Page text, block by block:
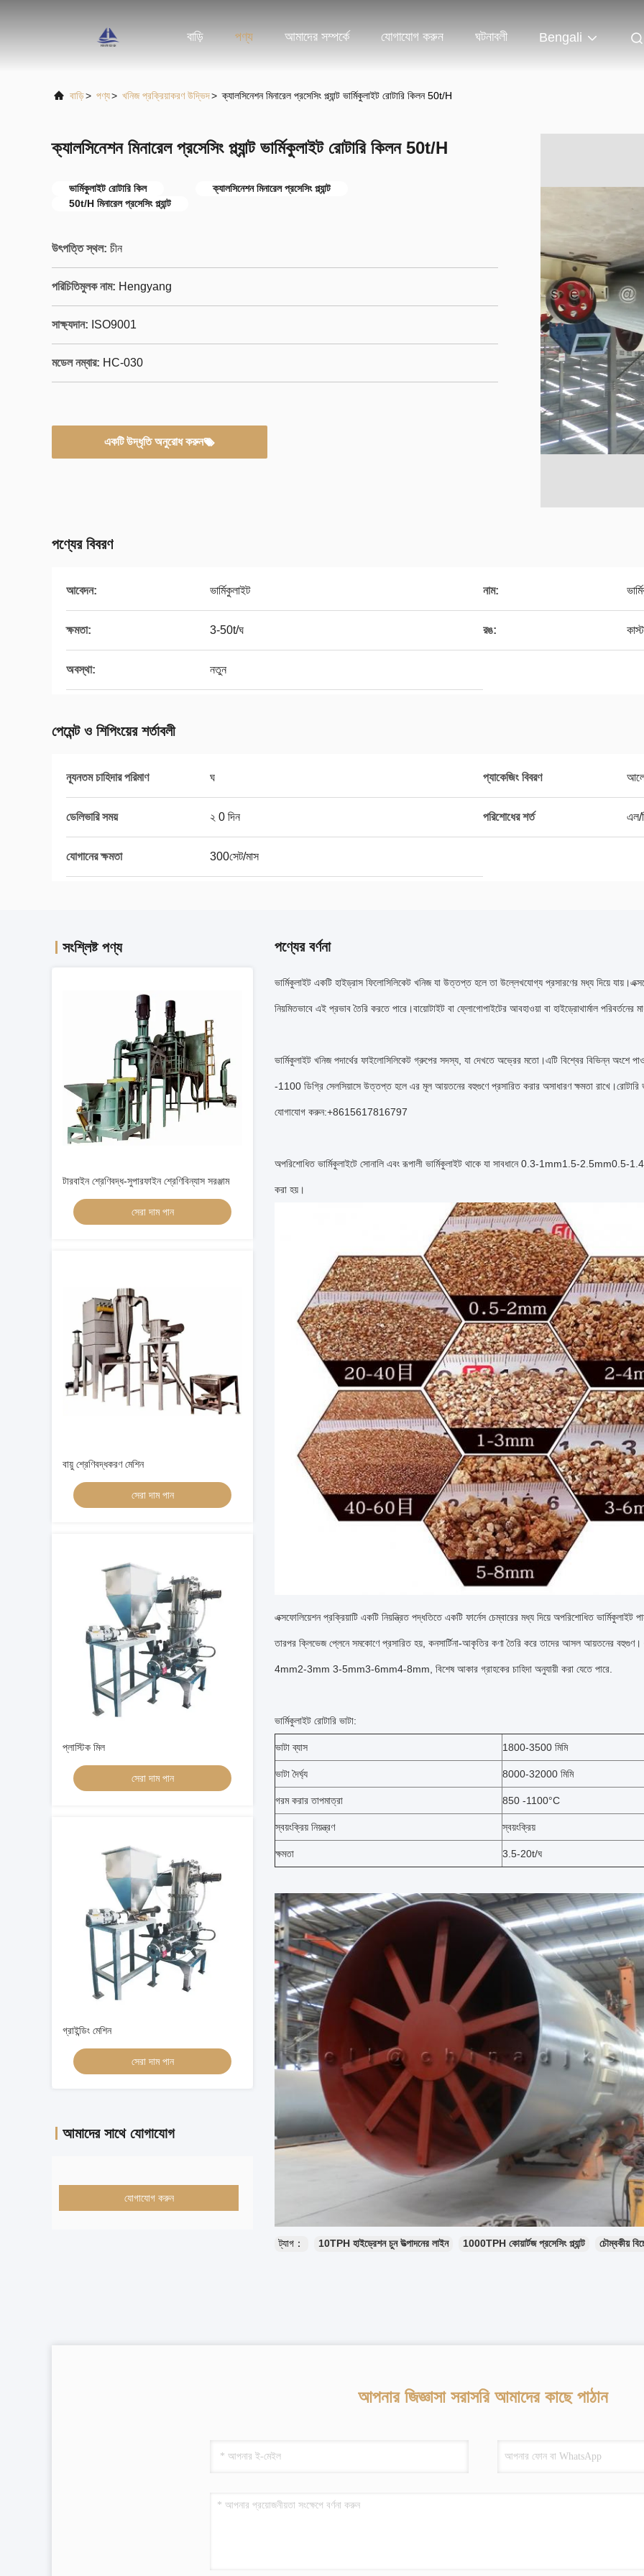
বাড়ি পণ্য আমাদের সম্পর্কে যোগাযোগ করুন ঘটনাবলী Bengali
বাড়ি> পণ্য> খনিজ প্রক্রিয়াকরণ উদ্ভিদ> ক্যালসিনেশন মিনারেল প্রসেসিং প্ল্যান্ট ভার্মিকুলাইট রোটারি কিলন 50t/H
ক্যালসিনেশন মিনারেল প্রসেসিং প্ল্যান্ট ভার্মিকুলাইট রোটারি কিলন 50t/H
ভার্মিকুলাইট রোটারি কিল
ক্যালসিনেশন মিনারেল প্রসেসিং প্ল্যান্ট
50t/H মিনারেল প্রসেসিং প্ল্যান্ট
উৎপত্তি স্থল: চীন
পরিচিতিমুলক নাম: Hengyang
সাক্ষ্যদান: ISO9001
মডেল নম্বার: HC-030
একটি উদ্ধৃতি অনুরোধ করুন
পণ্যের বিবরণ
আবেদন: ভার্মিকুলাইট নাম:
ক্ষমতা: 3-50t/ঘ রঙ:
অবস্থা: নতুন
পেমেন্ট ও শিপিংয়ের শর্তাবলী
ন্যূনতম চাহিদার পরিমাণ ঘ প্যাকেজিং বিবরণ
ডেলিভারি সময় ২ 0 দিন পরিশোধের শর্ত এল/
যোগানের ক্ষমতা 300সেট/মাস
সংশ্লিষ্ট পণ্য
টারবাইন শ্রেণিবদ্ধ-সুপারফাইন শ্রেণিবিন্যাস সরঞ্জাম
সেরা দাম পান
বায়ু শ্রেণিবদ্ধকরণ মেশিন
সেরা দাম পান
প্লাস্টিক মিল
সেরা দাম পান
গ্রাইন্ডিং মেশিন
সেরা দাম পান
আমাদের সাথে যোগাযোগ
যোগাযোগ করুন
পণ্যের বর্ণনা
ভার্মিকুলাইট একটি হাইড্রাস ফিলোসিলিকেট খনিজ যা উত্তপ্ত হলে তা উল্লেখযোগ্য প্রসারণের মধ্য দিয়ে
নিয়মিতভাবে এই প্রভাব তৈরি করতে পারে।বায়োটাইট বা ফ্লোগোপাইটের আবহাওয়া বা হাইড্রোথার্মাল পরিবর্তনের
ভার্মিকুলাইট খনিজ পদার্থের ফাইলোসিলিকেট গ্রুপের সদস্য, যা দেখতে অভ্রের মতো।এটি বিশ্বের বিভিন্ন অংশে
-1100 ডিগ্রি সেলসিয়াসে উত্তপ্ত হলে এর মূল আয়তনের বহুগুণে প্রসারিত করার অসাধারণ ক্ষমতা
যোগাযোগ করুন:+8615617816797
অপরিশোধিত ভার্মিকুলাইটে সোনালি এবং রূপালী ভার্মিকুলাইট থাকে যা সাবধানে 0.3-1mm1.5-
করা হয়।
এক্সফোলিয়েশন প্রক্রিয়াটি একটি নিয়ন্ত্রিত পদ্ধতিতে একটি ফার্নেস চেম্বারের মধ্য দিয়ে অপরিশোধিত ভার্মিকুলাইট
তারপর ক্লিভেজ প্লেনে সমকোণে প্রসারিত হয়, কনসার্টিনা-আকৃতির কণা তৈরি করে তাদের আসল আয়তনের
4mm2-3mm 3-5mm3-6mm4-8mm, বিশেষ আকার গ্রাহকের চাহিদা অনুযায়ী করা যেতে পারে.
ভার্মিকুলাইট রোটারি ভাটা:
ভাটা ব্যাস 1800-3500 মিমি
ভাটা দৈর্ঘ্য 8000-32000 মিমি
গরম করার তাপমাত্রা 850 -1100°C
স্বয়ংক্রিয় নিয়ন্ত্রণ স্বয়ংক্রিয়
ক্ষমতা 3.5-20t/ঘ
ট্যাগ： 10TPH হাইড্রেশন চুন উত্পাদনের লাইন 1000TPH কোয়ার্টজ প্রসেসিং প্ল্যান্ট চৌম্বকীয়
আপনার জিজ্ঞাসা সরাসরি আমাদের কাছে পাঠান